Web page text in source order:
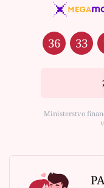
36 33
Ministerstvo